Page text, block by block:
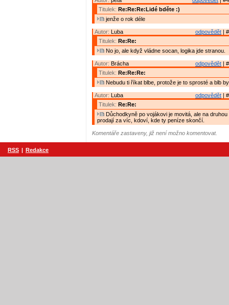
Titulek: Re:Re:Re:Lidé bděte :)
jenže o rok déle
odpovědět |
Autor: Luba
Titulek: Re:Re:
No jo, ale když vládne socan, logika jde stranou.
odpovědět |
Autor: Brácha
Titulek: Re:Re:Re:
Nebudu ti říkat blbe, protože je to sprosté a blb
odpovědět |
Autor: Luba
Titulek: Re:Re:
Důchodkyně po vojákovi je movitá, ale na
prodají za víc, kdoví, kde ty peníze skončí.
Komentáře zastaveny, již není možno komentovat.
RSS | Redakce